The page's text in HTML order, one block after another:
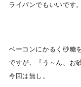
ライパンでもいいです。
ベーコンにかるく砂糖
ですが、『う～ん、お
今回は無し。